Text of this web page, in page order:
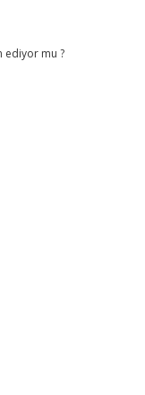
ediyor mu ?